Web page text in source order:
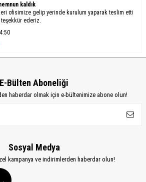
kaldık
ofisimize gelip yerinde kurulum yaparak teslim etti
ederiz.
E-Bülten Aboneliği
haberdar olmak için e-bültenimize abone olun!
Sosyal Medya
kampanya ve indirimlerden haberdar olun!